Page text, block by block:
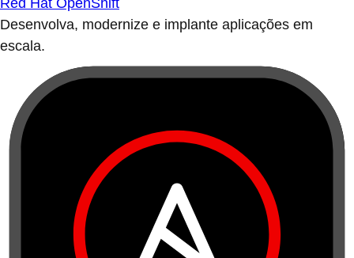
Red Hat OpenShift
Desenvolva, modernize e implante aplicações em
escala.